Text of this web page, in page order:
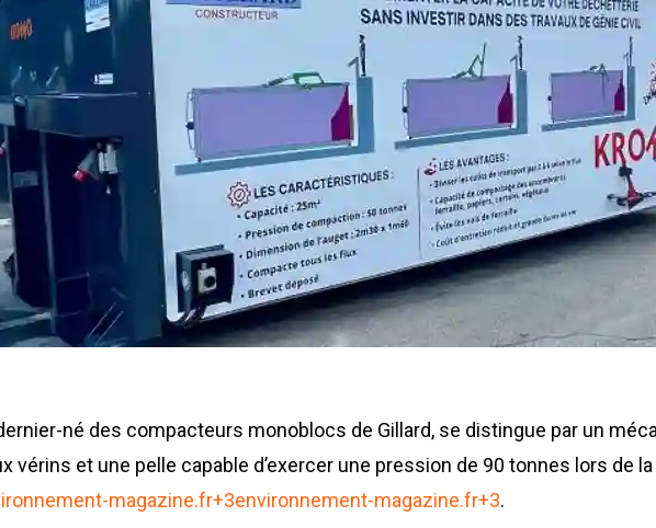
né des compacteurs monoblocs de Gillard, se distingue par un
vérins et une pelle capable d’exercer une pression de 90 tonnes lors de
magazine.fr+3environnement-magazine.fr+3.